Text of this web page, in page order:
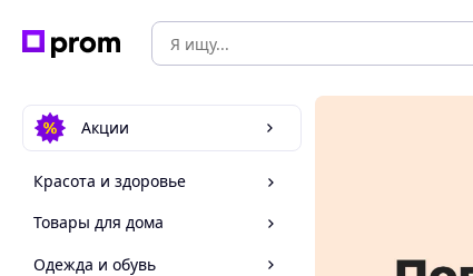
Акции
Красота и здоровье
Товары для дома
Одежда и обувь